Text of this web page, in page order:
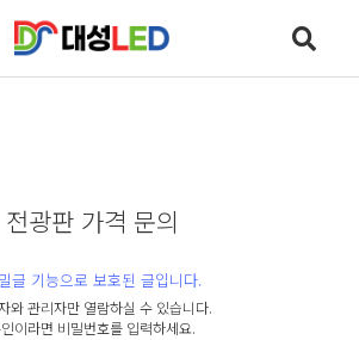
전광판 가격 문의
글 기능으로 보호된 글입니다.
와 관리자만 열람하실 수 있습니다.
이라면 비밀번호를 입력하세요.